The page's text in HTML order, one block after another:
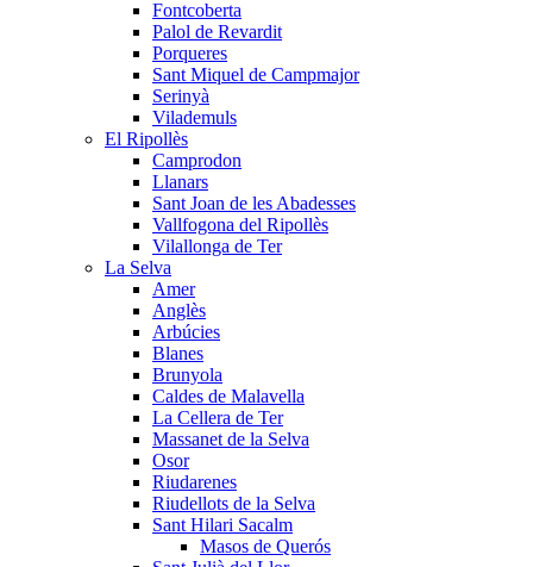
Fontcoberta
Palol de Revardit
Porqueres
Sant Miquel de Campmajor
Serinyà
Vilademuls
El Ripollès
Camprodon
Llanars
Sant Joan de les Abadesses
Vallfogona del Ripollès
Vilallonga de Ter
La Selva
Amer
Anglès
Arbúcies
Blanes
Brunyola
Caldes de Malavella
La Cellera de Ter
Massanet de la Selva
Osor
Riudarenes
Riudellots de la Selva
Sant Hilari Sacalm
Masos de Querós